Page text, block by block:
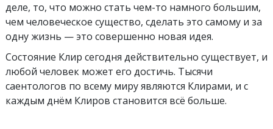
деле, то, что можно стать чем-то намного большим,
чем человеческое существо, сделать это самому и за
одну жизнь — это совершенно новая идея.
Состояние Клир сегодня действительно существует, и
любой человек может его достичь. Тысячи
саентологов по всему миру являются Клирами, и с
каждым днём Клиров становится всё больше.